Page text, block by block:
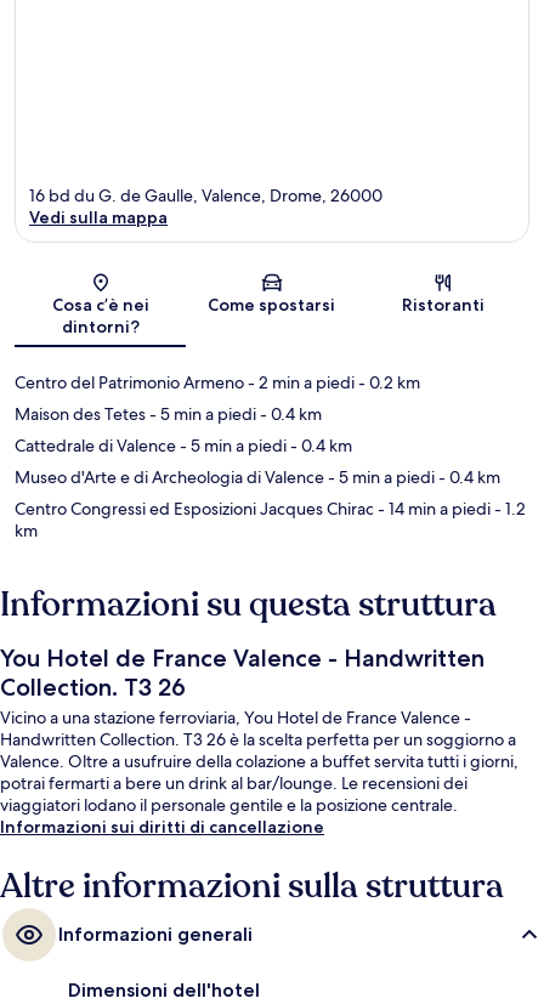
Mappa
16 bd du G. de Gaulle, Valence, Drome, 26000
Vedi sulla mappa
Cosa c’è nei
dintorni?
Come spostarsi Ristoranti
Centro del Patrimonio Armeno- 2 min a piedi- 0.2 km
Maison des Tetes- 5 min a piedi- 0.4 km
Cattedrale di Valence- 5 min a piedi- 0.4 km
Museo d'Arte e di Archeologia di Valence- 5 min a piedi- 0.4 km
Centro Congressi ed Esposizioni Jacques Chirac- 14 min a piedi- 1.2
km
Informazioni su questa struttura
You Hotel de France Valence - Handwritten
Collection. T3 26
Vicino a una stazione ferroviaria, You Hotel de France Valence -
Handwritten Collection. T3 26 è la scelta perfetta per un soggiorno a
Valence. Oltre a usufruire della colazione a buffet servita tutti i giorni,
potrai fermarti a bere un drink al bar/lounge. Le recensioni dei
viaggiatori lodano il personale gentile e la posizione centrale.
Informazioni sui diritti di cancellazione
Altre informazioni sulla struttura
Informazioni generali
Dimensioni dell'hotel